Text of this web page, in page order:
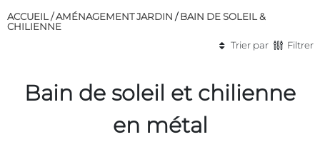
ACCUEIL /AMÉNAGEMENT JARDIN /BAIN DE SOLEIL &
CHILIENNE
Trier par
Filtrer
Bain de soleil et chilienne
en métal